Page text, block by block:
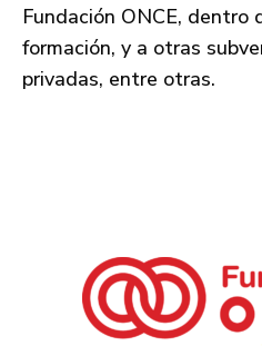
Fundación ONCE,
formación, y a otras
privadas, entre otras.